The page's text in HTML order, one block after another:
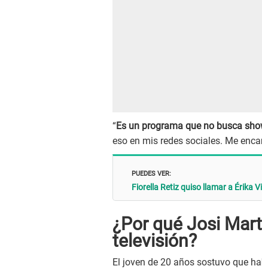
“Es un programa que no busca
eso en mis redes sociales. Me
PUEDES VER:
Fiorella Retiz quiso llamar a Érika
¿Por qué Josi
televisión?
El joven de 20 años sostuvo que